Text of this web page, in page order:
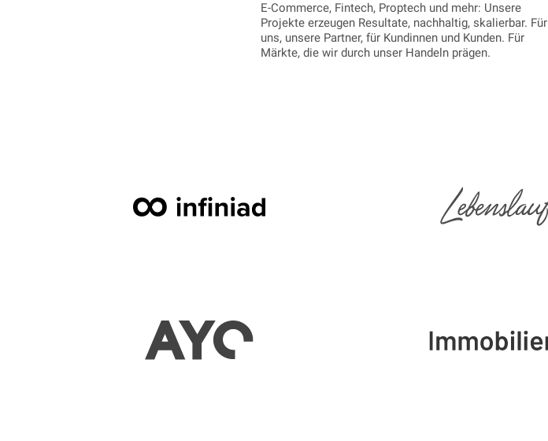
E-Commerce, Fintech, Proptech und mehr: Unsere
Projekte erzeugen Resultate, nachhaltig, skalierbar. Für
uns, unsere Partner, für Kundinnen und Kunden. Für
Märkte, die wir durch unser Handeln prägen.